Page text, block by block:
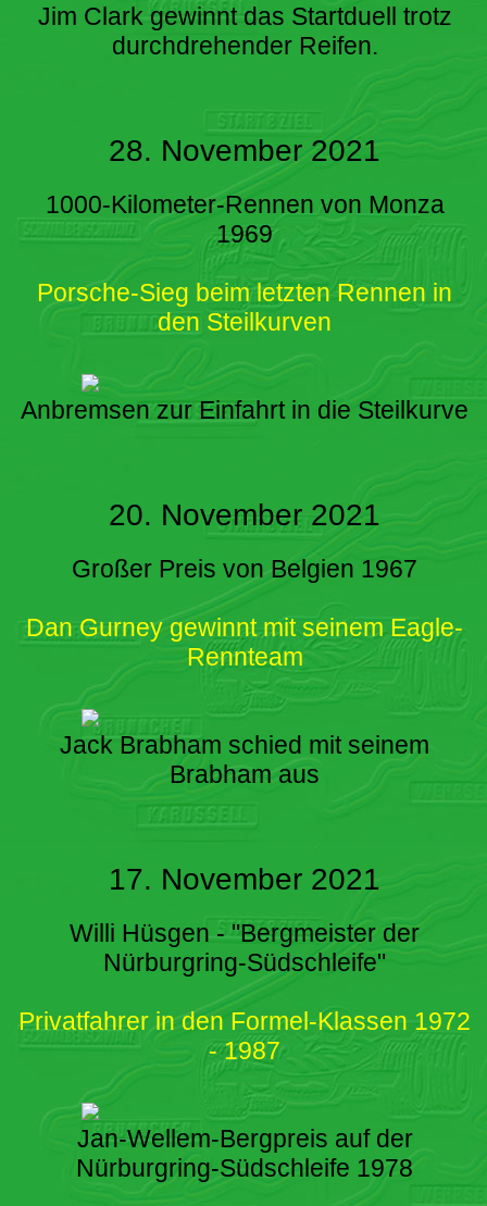
Jim Clark gewinnt das Startduell trotz
durchdrehender Reifen.
28. November 2021
1000-Kilometer-Rennen von Monza
1969
Porsche-Sieg beim letzten Rennen in
den Steilkurven
Anbremsen zur Einfahrt in die Steilkurve
20. November 2021
Großer Preis von Belgien 1967
Dan Gurney gewinnt mit seinem Eagle-
Rennteam
Jack Brabham schied mit seinem
Brabham aus
17. November 2021
Willi Hüsgen - "Bergmeister der
Nürburgring-Südschleife"
Privatfahrer in den Formel-Klassen 1972
- 1987
Jan-Wellem-Bergpreis auf der
Nürburgring-Südschleife 1978